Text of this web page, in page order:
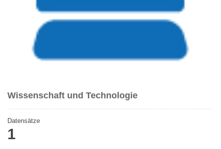
Wissenschaft und Technologie
Datensätze
1